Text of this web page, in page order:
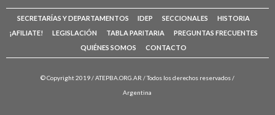
SECRETARÍAS Y DEPARTAMENTOS IDEP SECCIONALES
HISTORIA
¡AFILIATE!
LEGISLACIÓN TABLA PARITARIA
PREGUNTAS FRECUENTES
QUIÉNES SOMOS
CONTACTO
© Copyright 2019 /ATEPBA.ORG.AR / Todos los derechos reservados /
Argentina